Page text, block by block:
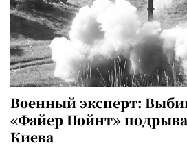
Военный эксперт:
«Файер Пойнт»
Киева